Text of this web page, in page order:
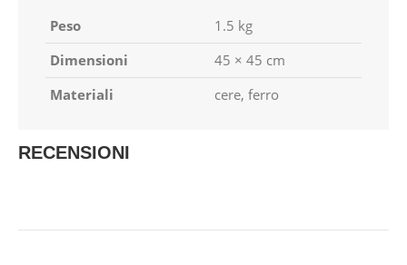
Peso
1.5 kg
Dimensioni
45 × 45 cm
Materiali
cere, ferro
RECENSIONI